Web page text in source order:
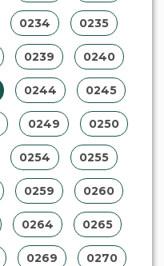
0234 0235
0239 0240
0244 0245
0249 0250
0254 0255
0259 0260
0264 0265
0269 0270